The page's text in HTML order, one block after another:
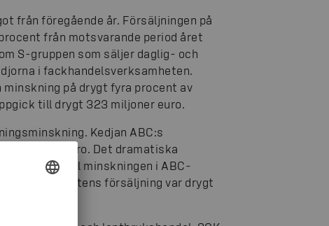
från föregående år. Försäljningen på
från motsvarande period året
S-gruppen som säljer daglig- och
i fackhandelsverksamheten.
på drygt fyra procent av
till drygt 323 miljoner euro.
Kedjan ABC:s
miljoner euro. Det dramatiska
väsentligt till minskningen i ABC-
försäljning var drygt